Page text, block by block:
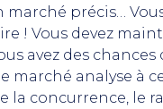
précis…
! Vous devez
avez des
marché analyse à
la concurrence, le